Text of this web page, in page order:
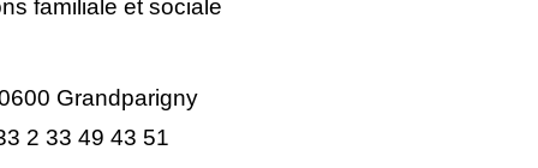
familiale et sociale
Grandparigny
2 33 49 43 51